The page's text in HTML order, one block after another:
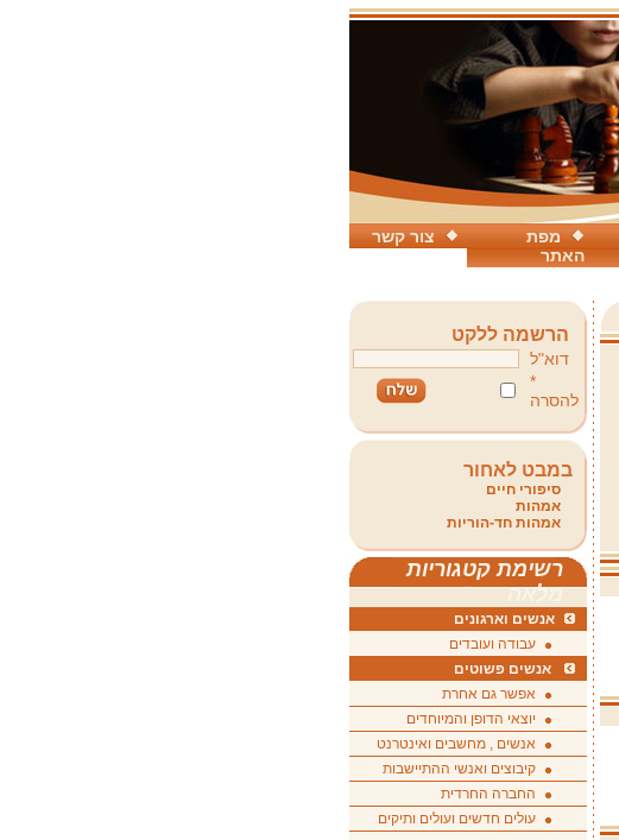
צור קשר
מפת
האתר
הרשמה ללקט
דוא"ל
*
להסרה
במבט לאחור
סיפורי חיים
אמהות
אמהות חד-הוריות
רשימת קטגוריות
מלאה
אנשים וארגונים
עבודה ועובדים
אנשים פשוטים
אפשר גם אחרת
יוצאי הדופן והמיוחדים
אנשים , מחשבים ואינטרנט
קיבוצים ואנשי ההתיישבות
החברה החרדית
עולים חדשים ועולים ותיקים